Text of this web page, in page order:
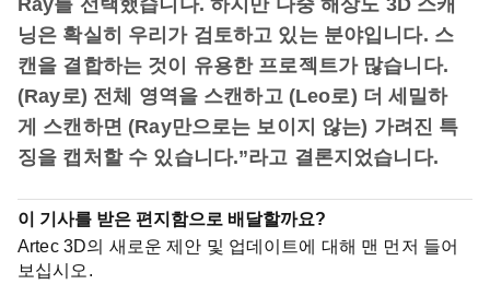
Ray를 선택했습니다. 하지만 다중 해상도 3D 스캐
닝은 확실히 우리가 검토하고 있는 분야입니다. 스
캔을 결합하는 것이 유용한 프로젝트가 많습니다.
(Ray로) 전체 영역을 스캔하고 (Leo로) 더 세밀하
게 스캔하면 (Ray만으로는 보이지 않는) 가려진 특
징을 캡처할 수 있습니다.”라고 결론지었습니다.
이 기사를 받은 편지함으로 배달할까요?
Artec 3D의 새로운 제안 및 업데이트에 대해 맨 먼저 들어
보십시오.